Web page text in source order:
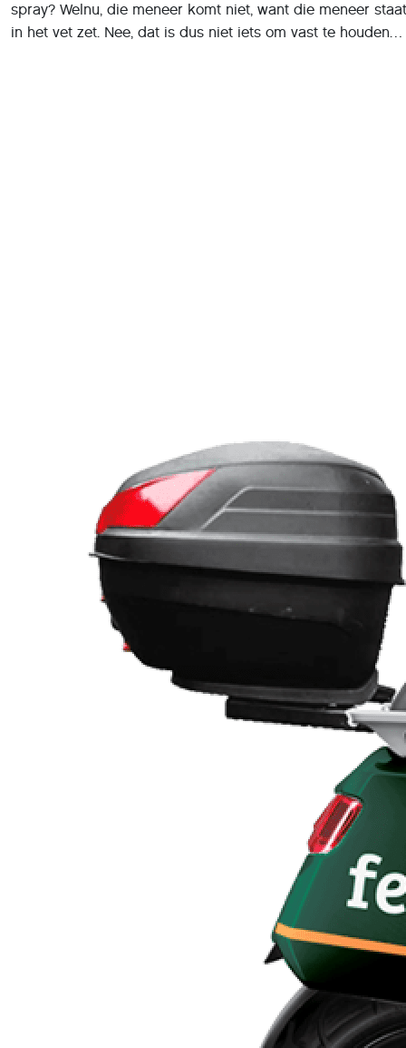
spray? Welnu, die meneer komt niet, want die meneer
in het vet zet. Nee, dat is dus niet iets om vast te houden…